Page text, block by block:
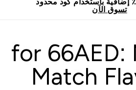
تسوق الآن
3 for
Match